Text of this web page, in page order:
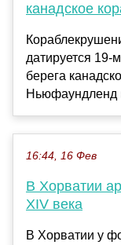
канадское
датируется
берега
Ньюфаундленд
16:44, 16 Фев
В Хорватии
XIV века
В Хорватии у